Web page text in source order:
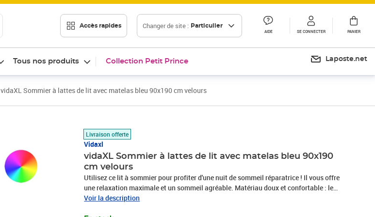
Accès rapides Changer de site : Particulier
AIDE SE CONNECTER PANIER
Tous nos produits Collection Petit Prince Laposte.net
vidaXL Sommier à lattes de lit avec matelas bleu 90x190 cm velours
Livraison offerte
Vidaxl
vidaXL Sommier à lattes de lit avec matelas bleu 90x190
cm velours
Utilisez ce lit à sommier pour profiter d'une nuit de sommeil réparatrice ! Il vous offre
une relaxation maximale et un sommeil agréable. Matériau doux et confortable : le
tissu en velours présente une surface douce et lisse qui offre une sensation agréable
Voir la description
Prix 420,89€